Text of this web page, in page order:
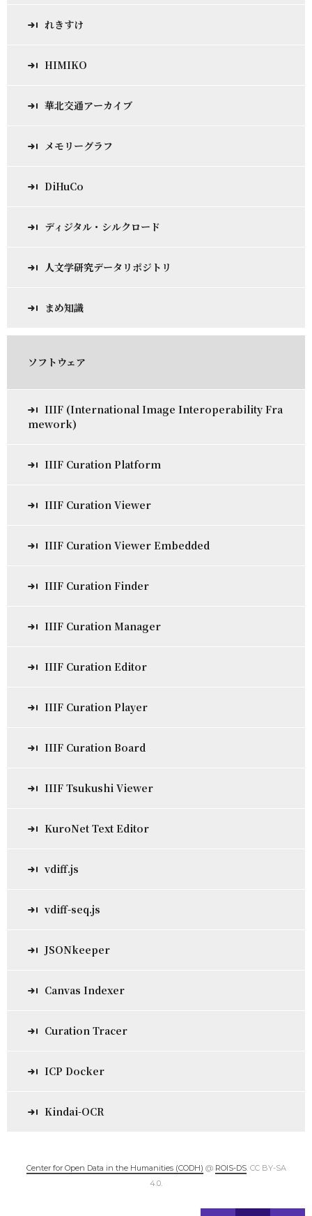
れきすけ
HIMIKO
華北交通アーカイブ
メモリーグラフ
DiHuCo
ディジタル・シルクロード
人文学研究データリポジトリ
まめ知識
ソフトウェア
IIIF (International Image Interoperability Fra
mework)
IIIF Curation Platform
IIIF Curation Viewer
IIIF Curation Viewer Embedded
IIIF Curation Finder
IIIF Curation Manager
IIIF Curation Editor
IIIF Curation Player
IIIF Curation Board
IIIF Tsukushi Viewer
KuroNet Text Editor
vdiff.js
vdiff-seq.js
JSONkeeper
Canvas Indexer
Curation Tracer
ICP Docker
Kindai-OCR
Center for Open Data in the Humanities (CODH) @ ROIS-DS. CC BY-SA
4.0.